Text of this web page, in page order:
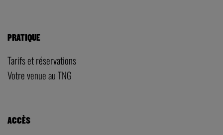
PRATIQUE
Tarifs et réservations
Votre venue au TNG
ACCÈS